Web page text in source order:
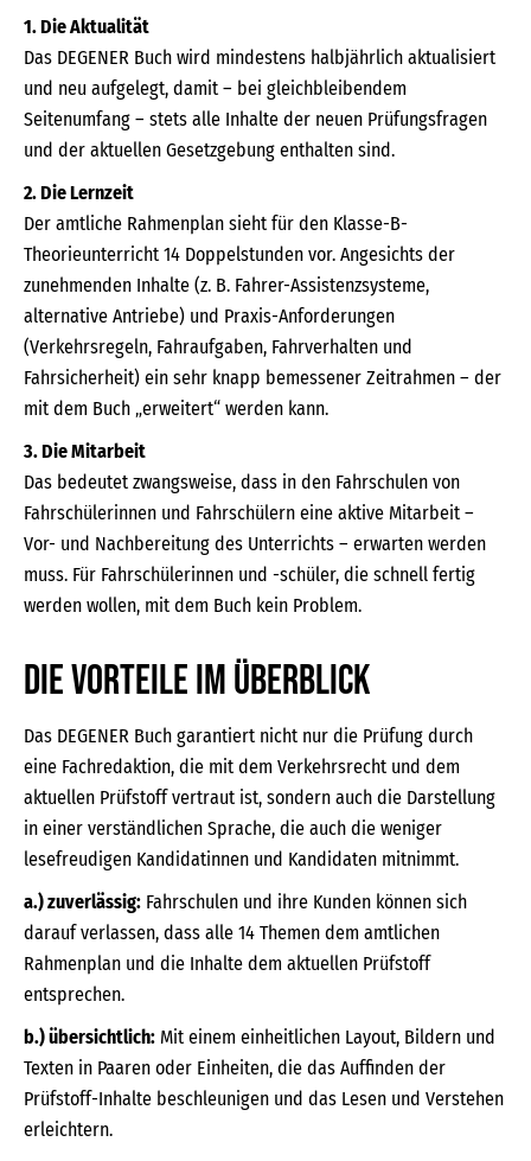
1. Die Aktualität
Das DEGENER Buch wird mindestens halbjährlich aktualisiert
und neu aufgelegt, damit – bei gleichbleibendem
Seitenumfang – stets alle Inhalte der neuen Prüfungsfragen
und der aktuellen Gesetzgebung enthalten sind.
2. Die Lernzeit
Der amtliche Rahmenplan sieht für den Klasse-B-
Theorieunterricht 14 Doppelstunden vor. Angesichts der
zunehmenden Inhalte (z. B. Fahrer-Assistenzsysteme,
alternative Antriebe) und Praxis-Anforderungen
(Verkehrsregeln, Fahraufgaben, Fahrverhalten und
Fahrsicherheit) ein sehr knapp bemessener Zeitrahmen – der
mit dem Buch „erweitert“ werden kann.
3. Die Mitarbeit
Das bedeutet zwangsweise, dass in den Fahrschulen von
Fahrschülerinnen und Fahrschülern eine aktive Mitarbeit –
Vor- und Nachbereitung des Unterrichts – erwarten werden
muss. Für Fahrschülerinnen und -schüler, die schnell fertig
werden wollen, mit dem Buch kein Problem.
DIE VORTEILE IM ÜBERBLICK
Das DEGENER Buch garantiert nicht nur die Prüfung durch
eine Fachredaktion, die mit dem Verkehrsrecht und dem
aktuellen Prüfstoff vertraut ist, sondern auch die Darstellung
in einer verständlichen Sprache, die auch die weniger
lesefreudigen Kandidatinnen und Kandidaten mitnimmt.
a.) zuverlässig: Fahrschulen und ihre Kunden können sich
darauf verlassen, dass alle 14 Themen dem amtlichen
Rahmenplan und die Inhalte dem aktuellen Prüfstoff
entsprechen.
b.) übersichtlich: Mit einem einheitlichen Layout, Bildern und
Texten in Paaren oder Einheiten, die das Auffinden der
Prüfstoff-Inhalte beschleunigen und das Lesen und Verstehen
erleichtern.